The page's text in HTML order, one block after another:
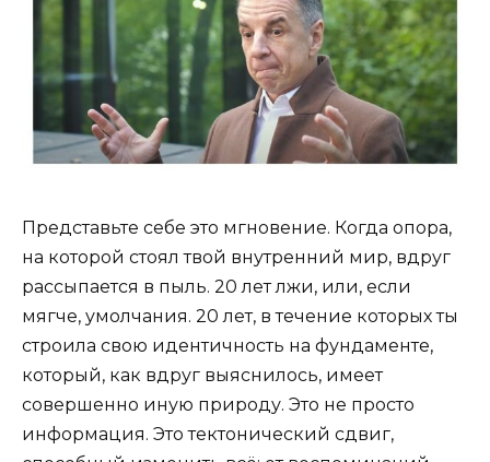
Представьте себе это мгновение. Когда опора,
на которой стоял твой внутренний мир, вдруг
рассыпается в пыль. 20 лет лжи, или, если
мягче, умолчания. 20 лет, в течение которых ты
строила свою идентичность на фундаменте,
который, как вдруг выяснилось, имеет
совершенно иную природу. Это не просто
информация. Это тектонический сдвиг,